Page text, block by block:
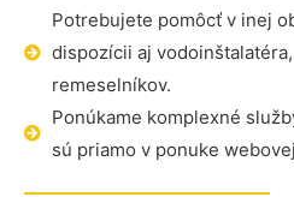
Potrebujete pomôcť v inej
dispozícii aj
remeselníkov.
Ponúkame komplexné
sú priamo v ponuke